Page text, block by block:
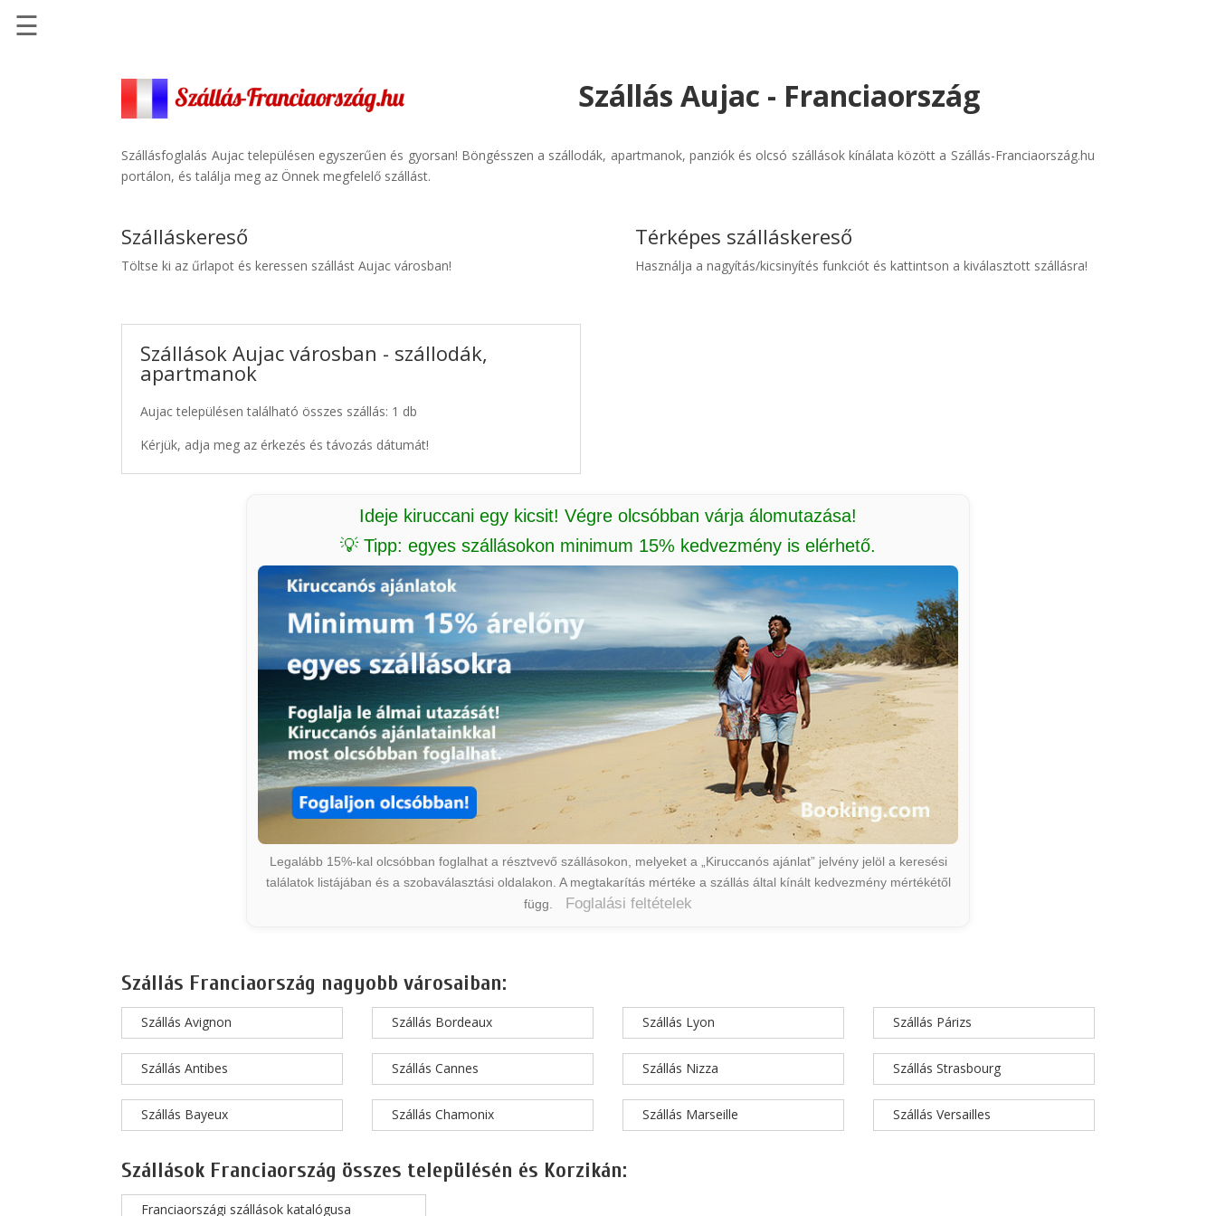
Szállásinfo.eu
Repülőjegy
Autóbérlés
☰
Szállás Aujac - Franciaország
Szállásfoglalás Aujac településen egyszerűen és gyorsan! Böngésszen a szállodák, apartmanok, panziók és olcsó szállások kínálata között a Szállás-Franciaország.hu
portálon, és találja meg az Önnek megfelelő szállást.
Szálláskereső
Töltse ki az űrlapot és keressen szállást Aujac városban!
Szállások Aujac városban - szállodák,
apartmanok
Aujac településen található összes szállás: 1 db
Kérjük, adja meg az érkezés és távozás dátumát!
Térképes szálláskereső
Használja a nagyítás/kicsinyítés funkciót és kattintson a kiválasztott szállásra!
Ideje kiruccani egy kicsit! Végre olcsóbban várja álomutazása!
💡 Tipp: egyes szállásokon minimum 15% kedvezmény is elérhető.
Legalább 15%-kal olcsóbban foglalhat a résztvevő szállásokon, melyeket a „Kiruccanós ajánlat” jelvény jelöl a keresési
találatok listájában és a szobaválasztási oldalakon. A megtakarítás mértéke a szállás által kínált kedvezmény mértékétől
függ.
Foglalási feltételek
Szállás Franciaország nagyobb városaiban:
Szállás Avignon
Szállás Antibes
Szállás Bayeux
Szállás Bordeaux
Szállás Cannes
Szállás Chamonix
Szállás Lyon
Szállás Nizza
Szállás Marseille
Szállás Párizs
Szállás Strasbourg
Szállás Versailles
Szállások Franciaország összes településén és Korzikán:
Franciaországi szállások katalógusa